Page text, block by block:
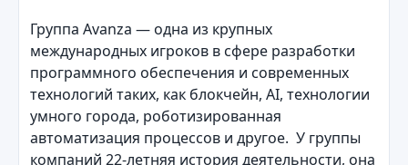
Группа Avanza — одна из крупных
международных игроков в сфере разработки
программного обеспечения и современных
технологий таких, как блокчейн, AI, технологии
умного города, роботизированная
автоматизация процессов и другое. У группы
компаний 22-летняя история деятельности, она